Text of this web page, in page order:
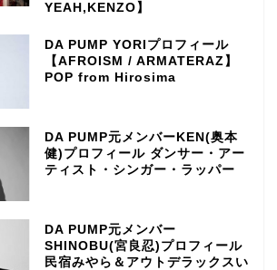
YEAH,KENZO】
DA PUMP YORIプロフィール
【AFROISM / ARMATERAZ】
POP from Hirosima
DA PUMP元メンバーKEN(奥本
健)プロフィール ダンサー・アー
ティスト・シンガー・ラッパー
DA PUMP元メンバー
SHINOBU(宮良忍)プロフィール
民宿みやら＆アウトデラックスい